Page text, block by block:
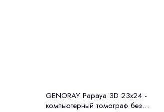
GENORAY Papaya 3D 23x24 -
компьютерный томограф без